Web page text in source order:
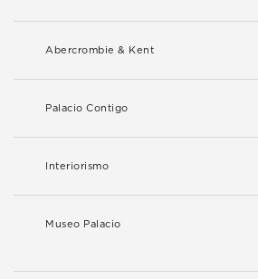
Abercrombie & Kent
Palacio Contigo
Interiorismo
Museo Palacio